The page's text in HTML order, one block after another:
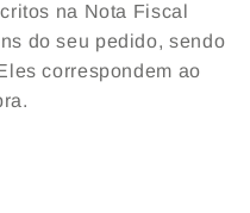
na Nota Fiscal
do seu pedido, sendo
correspondem ao